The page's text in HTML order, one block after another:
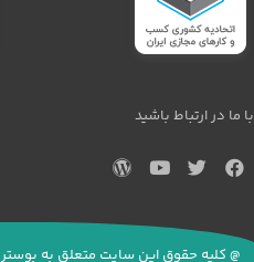
با ما در ارتباط باشید
@ کلیه حقوق این سایت متعلق به